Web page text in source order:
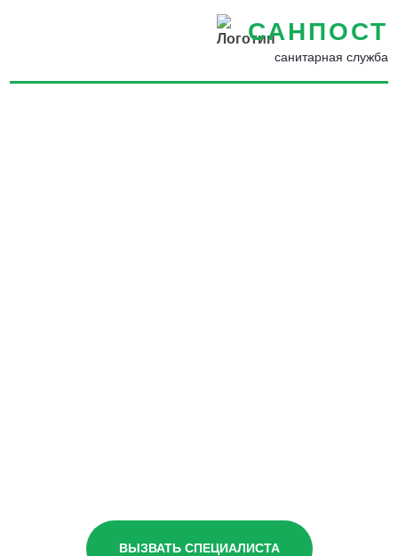
САНПОСТ
санитарная служба
ВЫЗВАТЬ СПЕЦИАЛИСТА